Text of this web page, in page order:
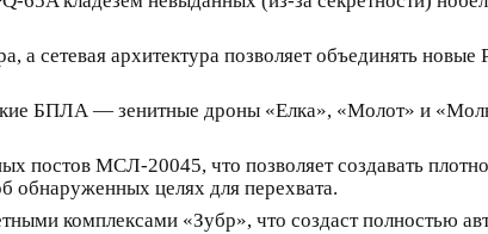
сетевая архитектура позволяет объединять
БПЛА — зенитные дроны «Елка», «Молот» и
постов МСЛ-20045, что позволяет создавать
обнаруженных целях для перехвата.
комплексами «Зубр», что создаст полностью